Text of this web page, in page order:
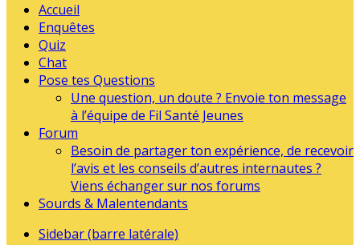
Accueil
Enquêtes
Quiz
Chat
Pose tes Questions
Une question, un doute ? Envoie ton message
à l’équipe de Fil Santé Jeunes
Forum
Besoin de partager ton expérience, de recevoir
l’avis et les conseils d’autres internautes ?
Viens échanger sur nos forums
Sourds & Malentendants
Sidebar (barre latérale)